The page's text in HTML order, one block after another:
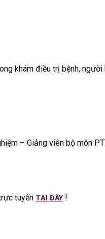
khám điều trị bệnh, người
– Giảng viên bộ môn
tuyến TẠI ĐÂY!